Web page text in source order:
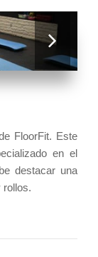
FloorFit. Este
en el
destacar una
rollos.